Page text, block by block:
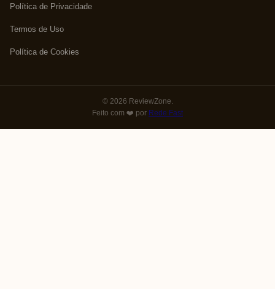
Política de Privacidade
Termos de Uso
Política de Cookies
© 2026 ReviewZone.
Feito com ❤️ por Rede Fast